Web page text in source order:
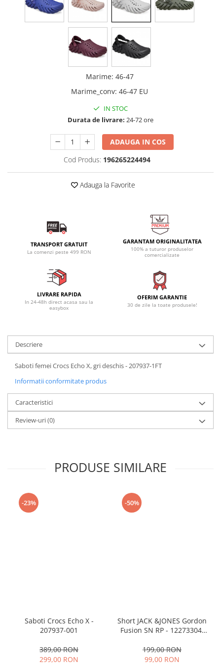
Marime: 46-47
Marime_conv: 46-47 EU
IN STOC
Durata de livrare: 24-72 ore
ADAUGA IN COS
Cod Produs: 196265224494
Adauga la Favorite
TRANSPORT GRATUIT
La comenzi peste 499 RON
GARANTAM ORIGINALITATEA
100% a tuturor produselor
comercializate
LIVRARE RAPIDA
In 24-48h direct acasa sau la
easybox
OFERIM GARANTIE
30 de zile la toate produsele!
Descriere
Saboti femei Crocs Echo X, gri deschis - 207937-1FT
Informatii conformitate produs
Caracteristici
Review-uri(0)
PRODUSE SIMILARE
-23%
Saboti Crocs Echo X -
207937-001
389,00 RON
299,00 RON
-50%
Short JACK &JONES Gordon
Fusion SN RP - 12273304-
199,00 RON
99,00 RON